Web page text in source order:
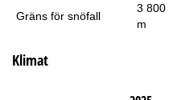
Gräns för snöfall
3 800
m
Klimat